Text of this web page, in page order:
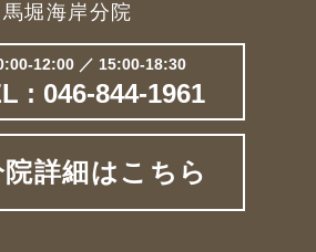
馬堀海岸分院
12:00 ／ 15:00-18:30
: 046-844-1961
院詳細はこちら